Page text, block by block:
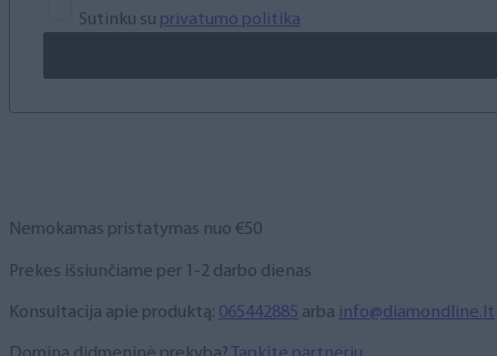
Sutinku su privatumo politika
Nemokamas pristatymas nuo €50
Prekes išsiunčiame per 1-2 darbo dienas
Konsultacija apie produktą: 065442885 arba info@diamondline.lt